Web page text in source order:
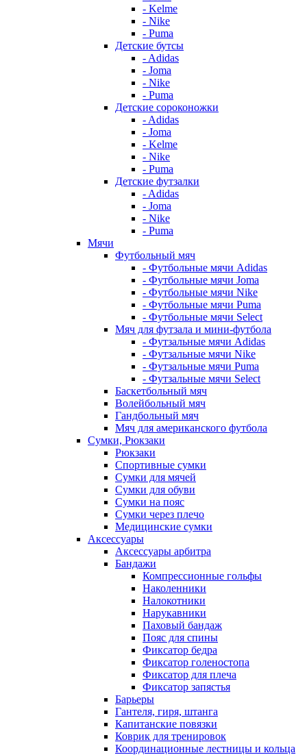
- Kelme
- Nike
- Puma
Детские бутсы
- Adidas
- Joma
- Nike
- Puma
Детские сороконожки
- Adidas
- Joma
- Kelme
- Nike
- Puma
Детские футзалки
- Adidas
- Joma
- Nike
- Puma
Мячи
Футбольный мяч
- Футбольные мячи Adidas
- Футбольные мячи Joma
- Футбольные мячи Nike
- Футбольные мячи Puma
- Футбольные мячи Select
Мяч для футзала и мини-футбола
- Футзальные мячи Adidas
- Футзальные мячи Nike
- Футзальные мячи Puma
- Футзальные мячи Select
Баскетбольный мяч
Волейбольный мяч
Гандбольный мяч
Мяч для американского футбола
Сумки, Рюкзаки
Рюкзаки
Спортивные сумки
Сумки для мячей
Сумки для обуви
Сумки на пояс
Сумки через плечо
Медицинские сумки
Аксессуары
Аксессуары арбитра
Бандажи
Компрессионные гольфы
Наколенники
Налокотники
Нарукавники
Паховый бандаж
Пояс для спины
Фиксатор бедра
Фиксатор голеностопа
Фиксатор для плеча
Фиксатор запястья
Барьеры
Гантеля, гиря, штанга
Капитанские повязки
Коврик для тренировок
Координационные лестницы и кольца